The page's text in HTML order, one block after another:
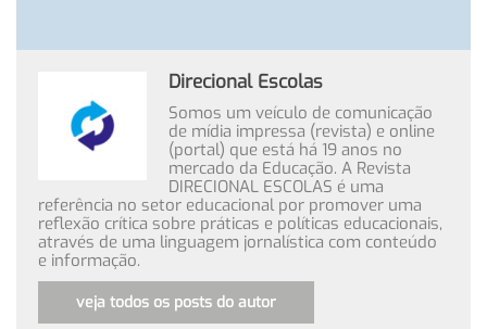
Direcional Escolas
Somos um veículo de comunicação
de mídia impressa (revista) e online
(portal) que está há 19 anos no
mercado da Educação. A Revista
DIRECIONAL ESCOLAS é uma
referência no setor educacional por promover uma
reflexão crítica sobre práticas e políticas educacionais,
através de uma linguagem jornalística com conteúdo
e informação.
veja todos os posts do autor